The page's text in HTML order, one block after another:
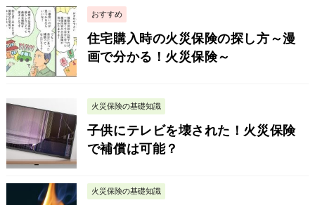
おすすめ
住宅購入時の火災保険の探し方～漫
画で分かる！火災保険～
火災保険の基礎知識
子供にテレビを壊された！火災保険
で補償は可能？
火災保険の基礎知識